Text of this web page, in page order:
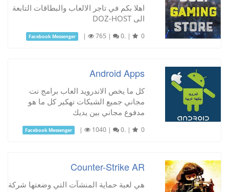
اهلا بكم في تاجر الالعاب والبطاقات التابعة
الى DOZ-HOST
Facebook Messenger | 765 | 0. | 0
Android Apps
كل ما يخص الاندرويد العاب برامج نت
مجاني جميع الشبكات تهكير كل ما هو
مدفوع مجاني بين يديك
Facebook Messenger | 1040 | 0. | 0
Counter-Strike AR
هي لعبة حماية المنشآت التي وضعتها شركة